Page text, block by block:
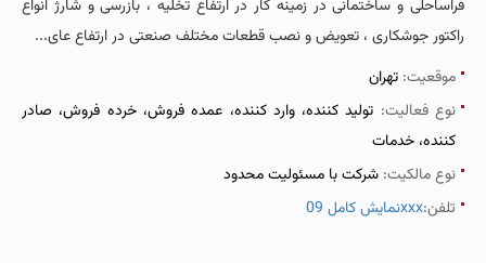
فراساحلی و ساختمانی در زمینه کار در ارتفاع تخلیه ، بازرسی و شارژ انواع
راکتور جوشکاری ، تعویض و نصب قطعات مختلف صنعتی در ارتفاع عای...
موقعیت: تهران
نوع فعالیت: تولید کننده، وارد کننده، عمده فروش، خرده فروش، صادر
کننده، خدمات
نوع مالکیت: شرکت با مسئولیت محدود
تلفن:نمایش کامل 09xxx